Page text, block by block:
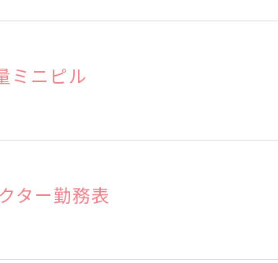
ミニピル
ター勤務表